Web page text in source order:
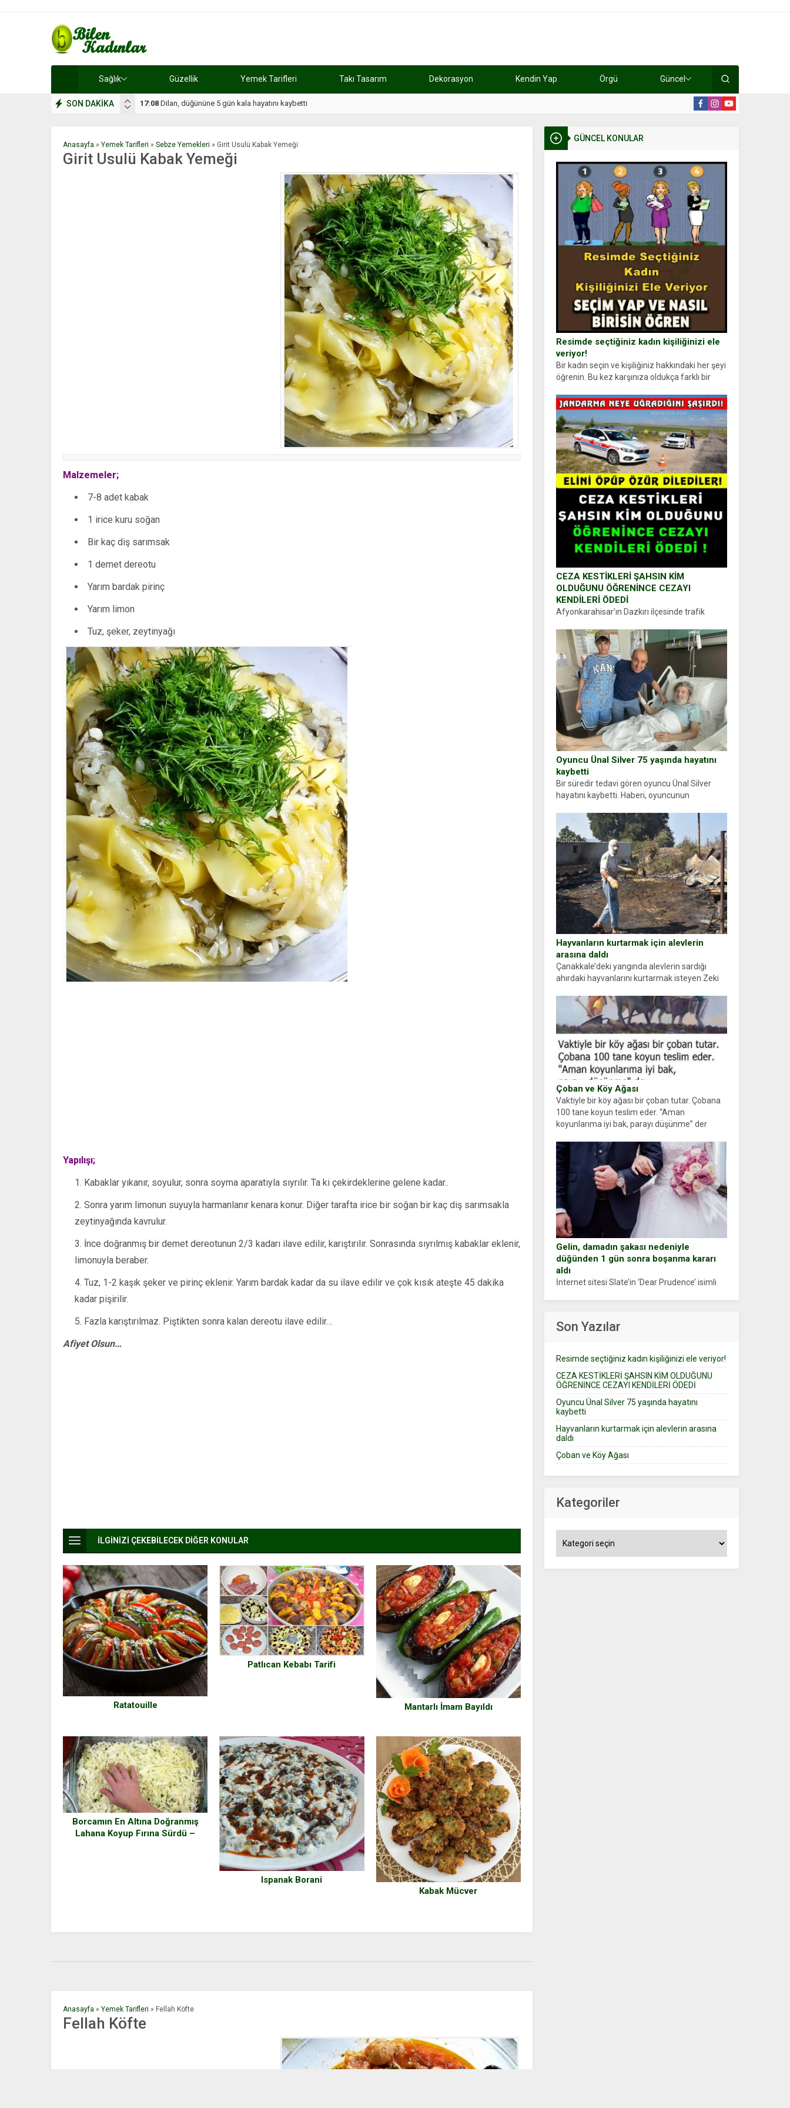
Sağlık Güzellik Yemek Tarifleri Takı Tasarım Dekorasyon Kendin Yap Örgü Güncel
SON DAKİKA 17:08 Dilan, düğününe 5 gün kala hayatını kaybetti
GÜNCEL KONULAR
Resimde seçtiğiniz kadın kişiliğinizi ele
veriyor!
Bir kadın seçin ve kişiliğiniz hakkındaki her şeyi
öğrenin. Bu kez karşınıza oldukça farklı bir
kadın figürlerinden dikkatinizi en...
CEZA KESTİKLERİ ŞAHSIN KİM
OLDUĞUNU ÖĞRENİNCE CEZAYI
KENDİLERİ ÖDEDİ
Afyonkarahisar’ın Dazkırı ilçesinde trafik
durdurdukları bir otomobilin sürücüsünden
ehliyet ve ruhsat sorup belgelerini istedi.
Sürücü Abdurrahman Ö.nün verdiği evraklarda
eksik olduğunu...
Oyuncu Ünal Silver 75 yaşında hayatını
kaybetti
Bir süredir tedavi gören oyuncu Ünal Silver
hayatını kaybetti. Haberi, oyuncunun
sosyal medya hesabında “Usta Oyuncumuz ve
çok değerli dostumuz...
Hayvanların kurtarmak için alevlerin
arasına daldı
Çanakkale’deki yangında alevlerin sardığı
ahırdaki hayvanlarını kurtarmak isteyen Zeki
ellerinde yanıklar oluşan Demir, kâbus dolu
anları anlattı… Merkeze bağlı...
Çoban ve Köy Ağası
Vaktiyle bir köy ağası bir çoban tutar. Çobana
100 tane koyun teslim eder. “Aman
koyunlarıma iyi bak, parayı düşünme” der
Gelin, damadın şakası nedeniyle
düğünden 1 gün sonra boşanma kararı
aldı
İnternet sitesi Slate’in ‘Dear Prudence’ isimli
Son Yazılar
Resimde seçtiğiniz kadın kişiliğinizi ele veriyor!
CEZA KESTİKLERİ ŞAHSIN KİM OLDUĞUNU
ÖĞRENİNCE CEZAYI KENDİLERİ ÖDEDİ
Oyuncu Ünal Silver 75 yaşında hayatını
kaybetti
Hayvanların kurtarmak için alevlerin arasına
daldı
Çoban ve Köy Ağası
Kategoriler
Anasayfa » Yemek Tarifleri » Sebze Yemekleri » Girit Usulü Kabak Yemeği
Girit Usulü Kabak Yemeği
Malzemeler;
7-8 adet kabak
1 irice kuru soğan
Bir kaç diş sarımsak
1 demet dereotu
Yarım bardak pirinç
Yarım limon
Tuz, şeker, zeytinyağı
Yapılışı;
Kabaklar yıkanır, soyulur, sonra soyma aparatıyla sıyrılır. Ta ki çekirdeklerine gelene kadar..
Sonra yarım limonun suyuyla harmanlanır kenara konur. Diğer tarafta irice bir soğan bir kaç diş sarımsakla
zeytinyağında kavrulur.
İnce doğranmış bir demet dereotunun 2/3 kadarı ilave edilir, karıştırılır. Sonrasında sıyrılmış kabaklar eklenir,
limonuyla beraber.
Tuz, 1-2 kaşık şeker ve pirinç eklenir. Yarım bardak kadar da su ilave edilir ve çok kısık ateşte 45 dakika
kadar pişirilir.
Fazla karıştırılmaz. Piştikten sonra kalan dereotu ilave edilir…
Afiyet Olsun…
İLGİNİZİ ÇEKEBİLECEK DİĞER KONULAR
Ratatouille
Patlıcan Kebabı Tarifi
Mantarlı İmam Bayıldı
Borcamın En Altına Doğranmış
Lahana Koyup Fırına Sürdü –
Ispanak Borani
Kabak Mücver
Anasayfa » Yemek Tarifleri » Fellah Köfte
Fellah Köfte